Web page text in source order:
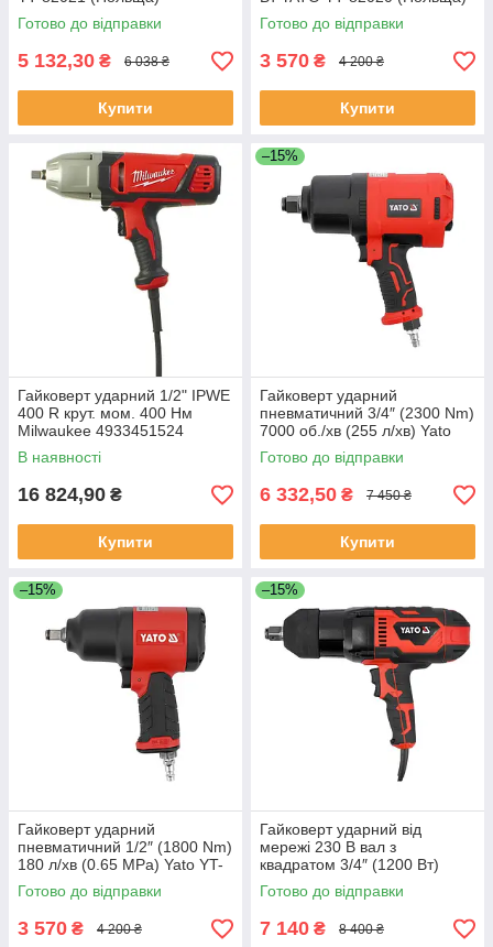
Готово до відправки
5 132,30 ₴ 6 038 ₴
Купити
Готово до відправки
3 570 ₴ 4 200 ₴
Купити
Гайковерт ударний 1/2" IPWE
400 R крут. мом. 400 Нм
Milwaukee 4933451524
В наявності
16 824,90 ₴
Купити
–15%
Гайковерт ударний
пневматичний 3/4″ (2300 Nm)
7000 об./хв (255 л/хв) Yato
YT-09575
Готово до відправки
6 332,50 ₴ 7 450 ₴
Купити
–15%
Гайковерт ударний
пневматичний 1/2″ (1800 Nm)
180 л/хв (0.65 MPa) Yato YT-
09546
Готово до відправки
3 570 ₴ 4 200 ₴
–15%
Гайковерт ударний від
мережі 230 В вал з
квадратом 3/4″ (1200 Вт)
2300 Нм (1800 об/хв) Yato
YT-82025
Готово до відправки
7 140 ₴ 8 400 ₴